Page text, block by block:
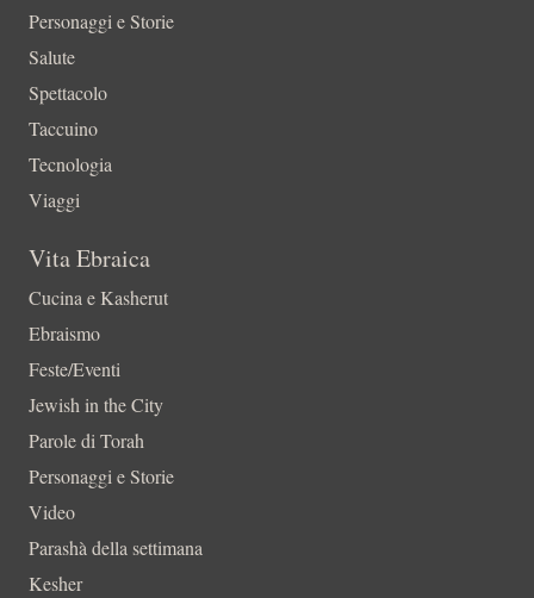
Personaggi e Storie
Salute
Spettacolo
Taccuino
Tecnologia
Viaggi
Vita Ebraica
Cucina e Kasherut
Ebraismo
Feste/Eventi
Jewish in the City
Parole di Torah
Personaggi e Storie
Video
Parashà della settimana
Kesher